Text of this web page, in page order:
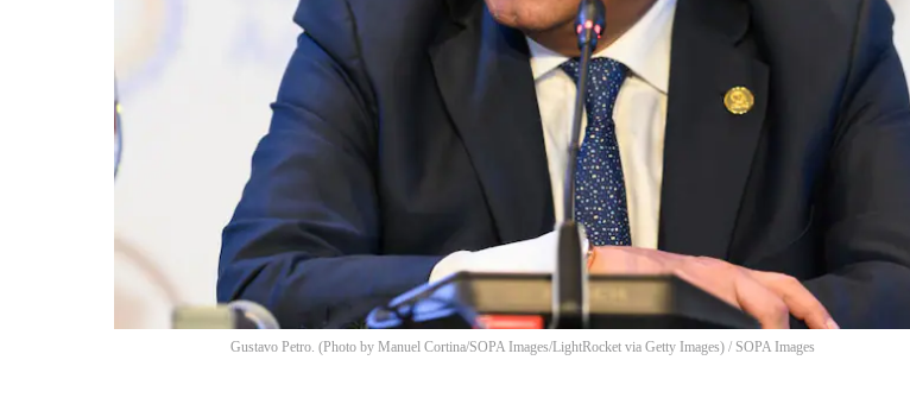
Gustavo Petro. (Photo by Manuel Cortina/SOPA Images/LightRocket via Getty Images) / SOPA Images